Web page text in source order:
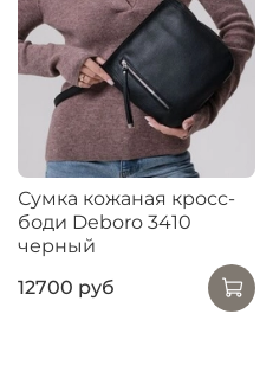
Сумка кожаная кросс-
боди Deboro 3410
черный
12700 руб